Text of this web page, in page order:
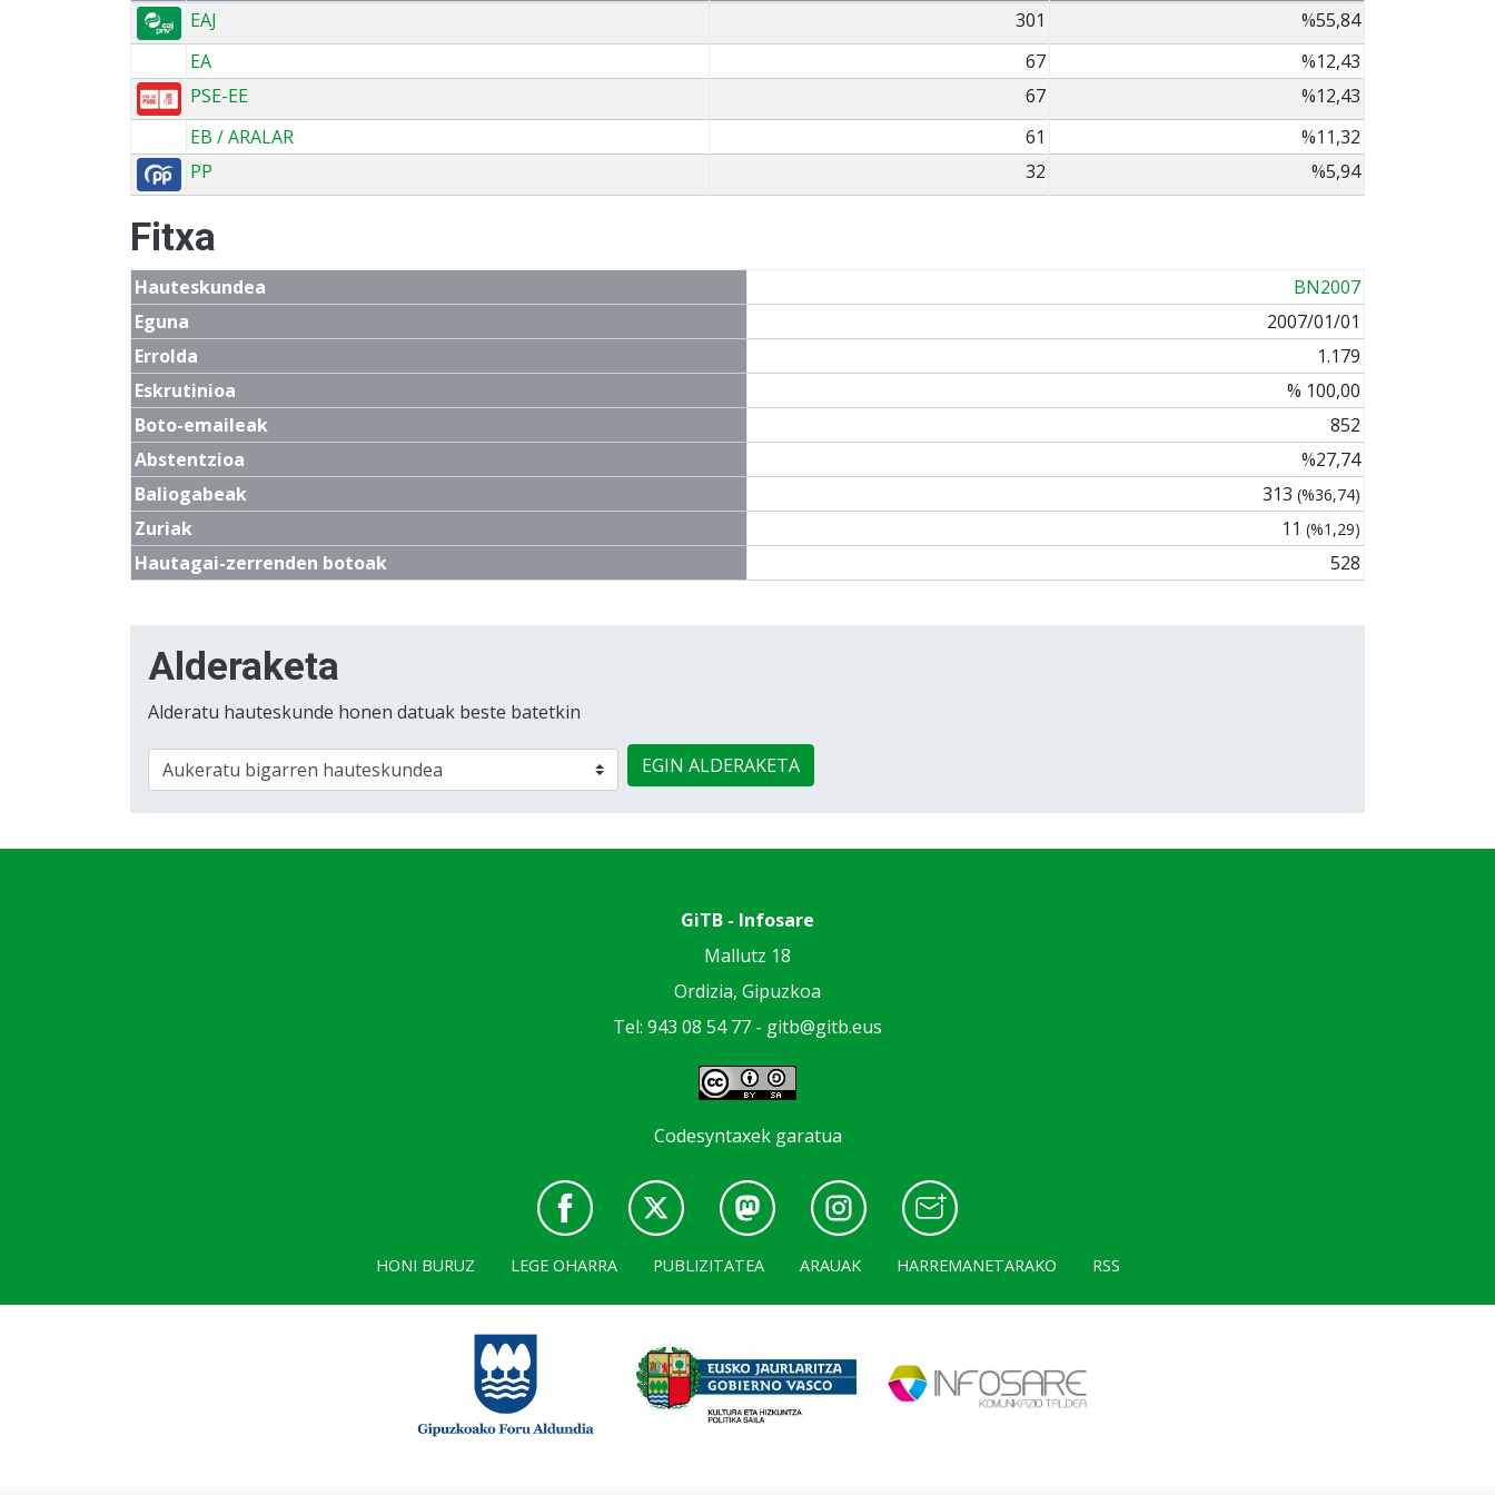
EAJ
301
%55,84
EA
67
%12,43
PSE-EE
67
%12,43
EB / ARALAR
61
%11,32
PP
32 %5,94
Fitxa
Hauteskundea
BN2007
Eguna
2007/01/01
Errolda
1.179
Eskrutinioa
% 100,00
Boto-emaileak
852
Abstentzioa
%27,74
Baliogabeak
313 (%36,74)
Zuriak 11 (%1,29)
Hautagai-zerrenden botoak 528
Alderaketa
Alderatu hauteskunde honen datuak beste batetkin
EGIN ALDERAKETA
GiTB - Infosare
Mallutz 18
Ordizia, Gipuzkoa
Tel: 943 08 54 77 - gitb@gitb.eus
Codesyntaxek garatua
HONI BURUZ LEGE OHARRA PUBLIZITATEA ARAUAK HARREMANETARAKO RSS